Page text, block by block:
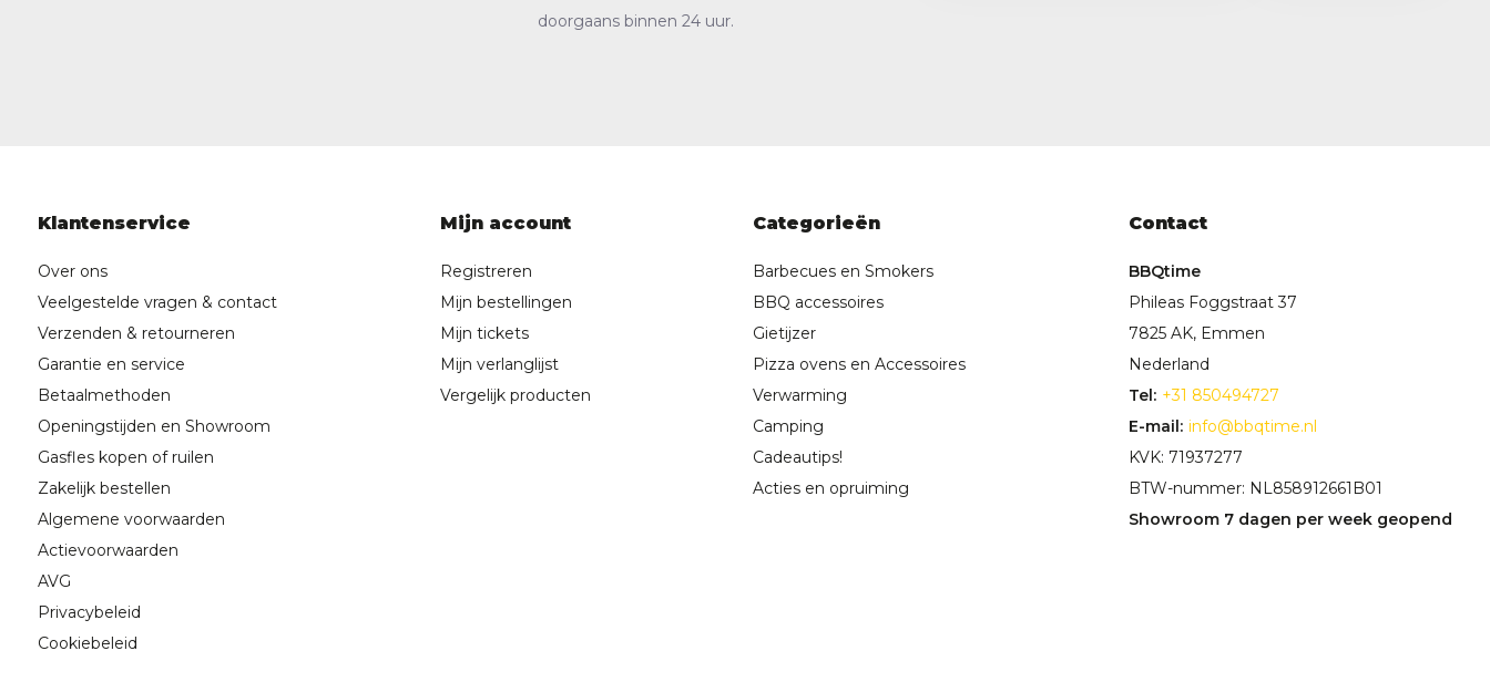
doorgaans binnen 24 uur.
Klantenservice
Over ons
Veelgestelde vragen & contact
Verzenden & retourneren
Garantie en service
Betaalmethoden
Openingstijden en Showroom
Gasfles kopen of ruilen
Zakelijk bestellen
Algemene voorwaarden
Actievoorwaarden
AVG
Privacybeleid
Cookiebeleid
Mijn account
Registreren
Mijn bestellingen
Mijn tickets
Mijn verlanglijst
Vergelijk producten
Categorieën
Barbecues en Smokers
BBQ accessoires
Gietijzer
Pizza ovens en Accessoires
Verwarming
Camping
Cadeautips!
Acties en opruiming
Contact
BBQtime
Phileas Foggstraat 37
7825 AK, Emmen
Nederland
Tel: +31 850494727
E-mail: info@bbqtime.nl
KVK: 71937277
BTW-nummer: NL858912661B01
Showroom 7 dagen per week geopend